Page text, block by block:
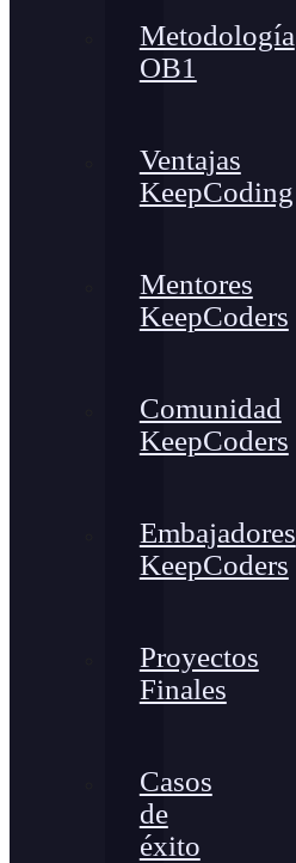
Metodología
OB1
Ventajas
KeepCoding
Mentores
KeepCoders
Comunidad
KeepCoders
Embajadores
KeepCoders
Proyectos
Finales
Casos
de
éxito